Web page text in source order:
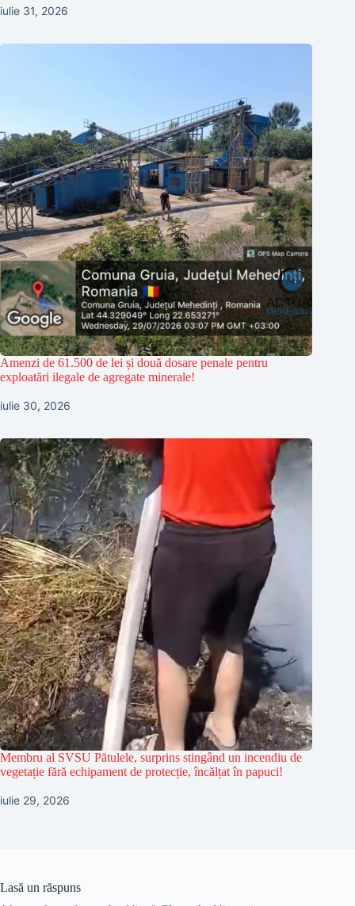
iulie 31, 2026
Amenzi de 61.500 de lei și două dosare penale pentru
exploatări ilegale de agregate minerale!
iulie 30, 2026
Membru al SVSU Pătulele, surprins stingând un incendiu de
vegetație fără echipament de protecție, încălțat în papuci!
iulie 29, 2026
Lasă un răspuns